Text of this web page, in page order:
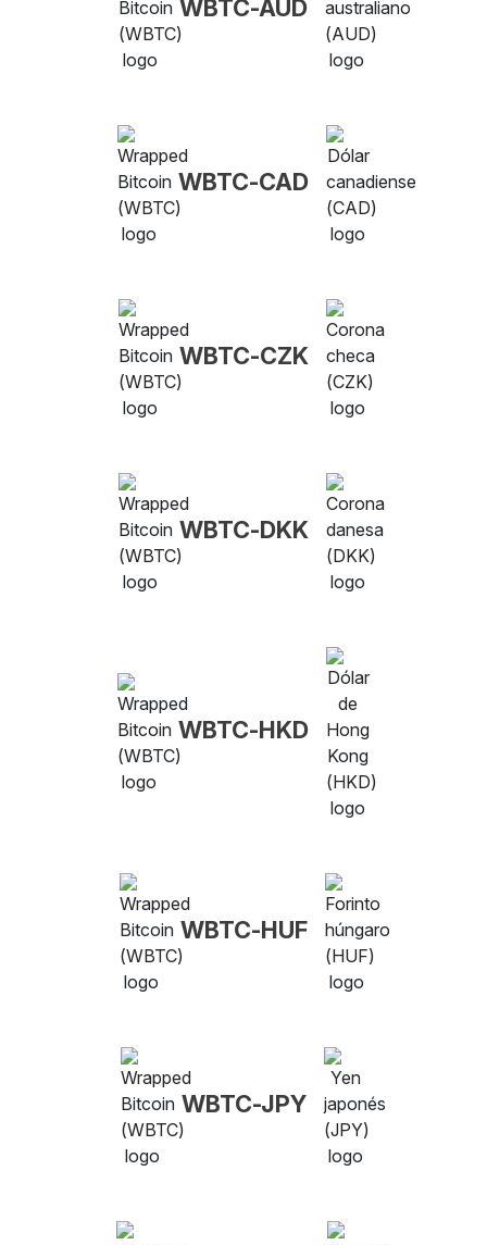
WBTC-AUD
WBTC-CAD
WBTC-CZK
WBTC-DKK
WBTC-HKD
WBTC-HUF
WBTC-JPY